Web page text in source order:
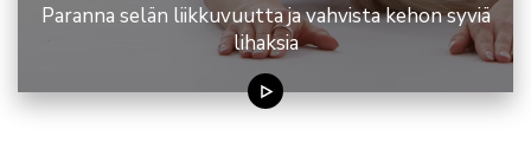
Paranna selän liikkuvuutta ja vahvista kehon syviä
lihaksia